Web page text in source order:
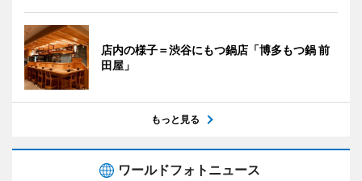
店内の様子＝渋谷にもつ鍋店「博多もつ鍋 前
田屋」
もっと見る
ワールドフォトニュース